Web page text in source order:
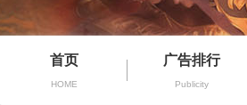
首页
HOME
广告排行
Publicity